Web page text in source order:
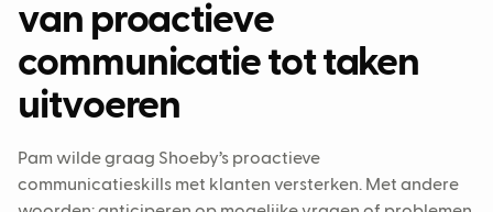
van proactieve
communicatie tot taken
uitvoeren
Pam wilde graag Shoeby’s proactieve
communicatieskills met klanten versterken. Met andere